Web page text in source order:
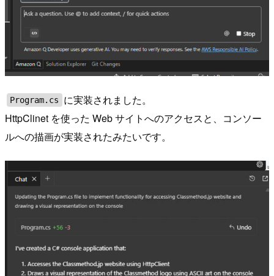
Program.cs
に実装されました。
HttpClinet を使った Web サイトへのアクセスと、コンソー
ルへの描画が実装されたみたいです。